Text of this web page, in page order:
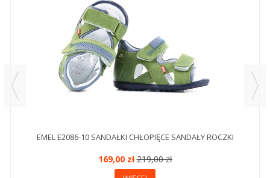
EMEL E2086-10 SANDAŁKI CHŁOPIĘCE SANDAŁY ROCZKI
169,00 zł219,00 zł